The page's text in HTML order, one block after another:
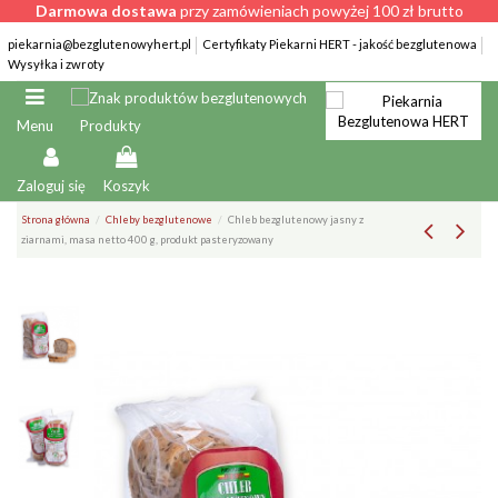
Darmowa dostawa przy zamówieniach powyżej 100 zł brutto
piekarnia@bezglutenowyhert.pl
Certyfikaty Piekarni HERT - jakość bezglutenowa
Wysyłka i zwroty
Menu Produkty
Zaloguj się Koszyk
Strona główna Chleby bezglutenowe
Chleb bezglutenowy jasny z
ziarnami, masa netto 400 g, produkt pasteryzowany